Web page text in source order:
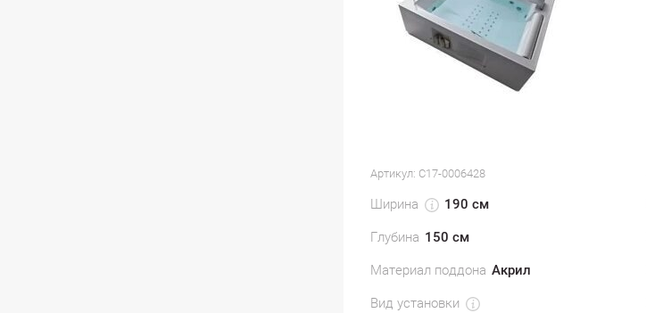
Артикул: С17-0006428
Ширина 190 см
Глубина 150 см
Материал поддона Акрил
Вид установки